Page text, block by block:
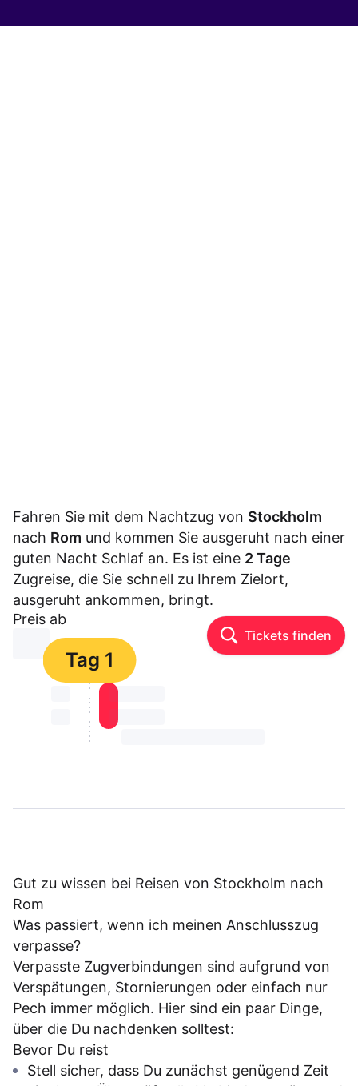
Fahren Sie mit dem Nachtzug von Stockholm
nach Rom und kommen Sie ausgeruht nach einer
guten Nacht Schlaf an. Es ist eine 2 Tage
Zugreise, die Sie schnell zu Ihrem Zielort,
ausgeruht ankommen, bringt.
Preis ab
⏳⏳ Tickets finden
Tag 1
⏳⏳ ⏳ ⏳⏳
⏳⏳ ⏳ ⏳⏳
Gut zu wissen bei Reisen von Stockholm nach
Rom
Was passiert, wenn ich meinen Anschlusszug
verpasse?
Verpasste Zugverbindungen sind aufgrund von
Verspätungen, Stornierungen oder einfach nur
Pech immer möglich. Hier sind ein paar Dinge,
über die Du nachdenken solltest:
Bevor Du reist
Stell sicher, dass Du zunächst genügend Zeit